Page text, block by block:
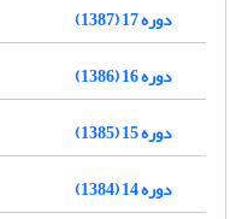
دوره 17 (1387)
دوره 16 (1386)
دوره 15 (1385)
دوره 14 (1384)